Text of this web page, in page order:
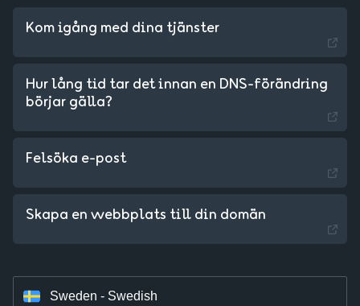
Kom igång med dina tjänster
Hur lång tid tar det innan en DNS-förändring
börjar gälla?
Felsöka e-post
Skapa en webbplats till din domän
Sweden - Swedish
Czechia - Czech